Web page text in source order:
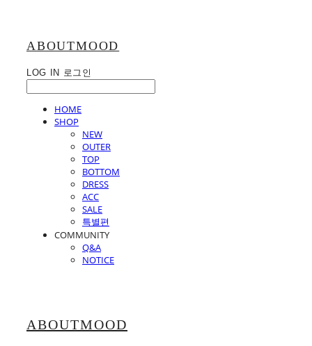
ABOUTMOOD
LOG IN 로그인
HOME
SHOP
NEW
OUTER
TOP
BOTTOM
DRESS
ACC
SALE
특별편
COMMUNITY
Q&A
NOTICE
ABOUTMOOD